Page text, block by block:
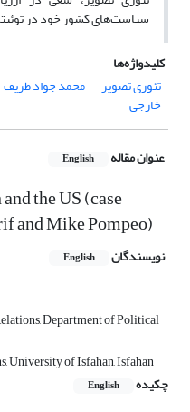
سیاست‌های کشور خود در
کلیدواژه‌ها
تئوری تصویر
محمد جواد ظریف
خارجی
عنوان مقاله English
the US (case
and Mike Pompeo)
نویسندگان English
Department of Political
University of Isfahan, Isfahan
چکیده
English